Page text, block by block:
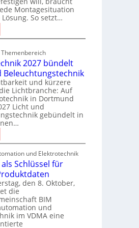
Montagesituation
So setzt…
2027 bündelt
Beleuchtungstechnik
und kürzere
Lichtbranche: Auf
in Dortmund
Licht und
gebündelt in
und Elektrotechnik
als Schlüssel für
den 8. Oktober,
die
BIM
und
im VDMA eine